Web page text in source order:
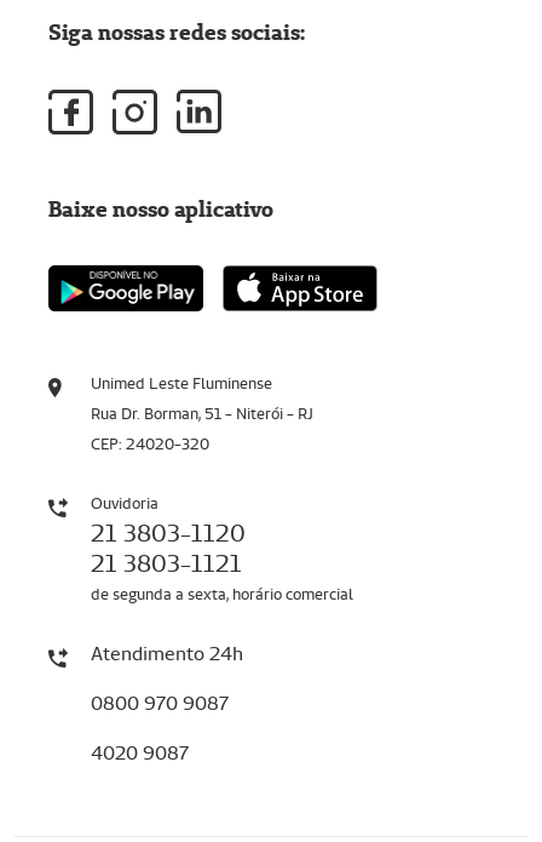
Unimed Leste Fluminense
Rua Dr. Borman, 51 - Niterói - RJ
CEP: 24020-320
Ouvidoria
21 3803-1120
21 3803-1121
de segunda a sexta, horário comercial
Atendimento 24h
0800 970 9087
4020 9087
Siga nossas redes sociais:
Baixe nosso aplicativo